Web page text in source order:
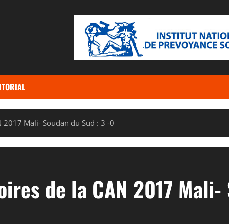
Mali- Soudan du Sud : 3 -0
de la CAN 2017